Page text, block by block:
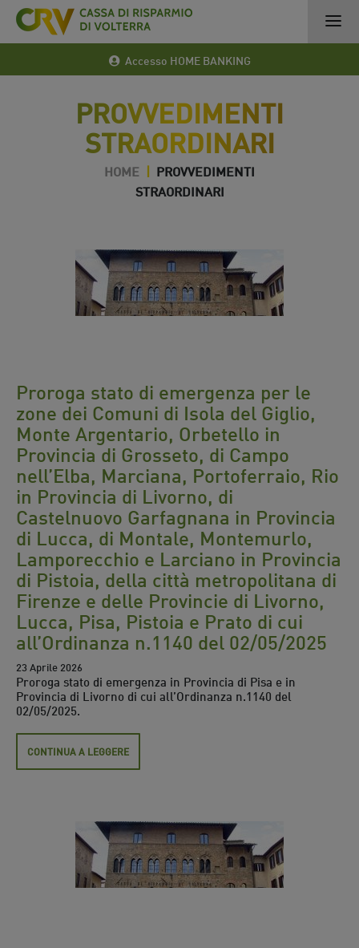
Accesso HOME BANKING
PROVVEDIMENTI
STRAORDINARI
HOME | PROVVEDIMENTI
STRAORDINARI
Proroga stato di emergenza per le
zone dei Comuni di Isola del Giglio,
Monte Argentario, Orbetello in
Provincia di Grosseto, di Campo
nell’Elba, Marciana, Portoferraio, Rio
in Provincia di Livorno, di
Castelnuovo Garfagnana in Provincia
di Lucca, di Montale, Montemurlo,
Lamporecchio e Larciano in Provincia
di Pistoia, della città metropolitana di
Firenze e delle Provincie di Livorno,
Lucca, Pisa, Pistoia e Prato di cui
all’Ordinanza n.1140 del 02/05/2025
23 Aprile 2026
Proroga stato di emergenza in Provincia di Pisa e in
Provincia di Livorno di cui all’Ordinanza n.1140 del
02/05/2025.
CONTINUA A LEGGERE